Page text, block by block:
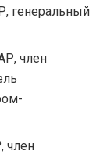
генеральный
член
член